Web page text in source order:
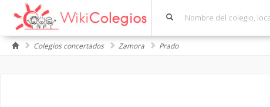
Colegios concertados Zamora Prado